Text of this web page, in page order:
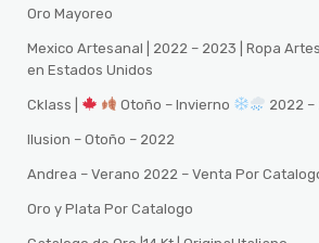
Oro Mayoreo
Mexico Artesanal | 2022 – 2023 | Ropa
en Estados Unidos
Cklass | Otoño – Invierno 2022 –
Ilusion – Otoño – 2022
Andrea – Verano 2022 – Venta Por
Oro y Plata Por Catalogo